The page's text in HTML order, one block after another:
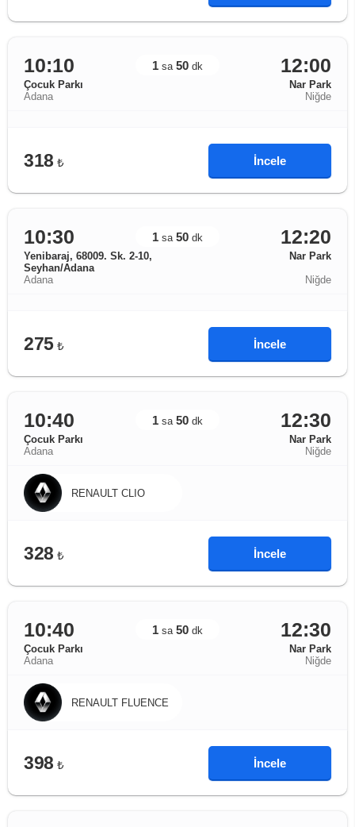
10:10 1 sa 50 dk 12:00
Çocuk Parkı
Nar Park
Adana
Niğde
318 ₺ İncele
10:30 1 sa 50 dk 12:20
Yenibaraj, 68009. Sk. 2-10,
Seyhan/Adana
Nar Park
Adana
Niğde
275 ₺ İncele
10:40 1 sa 50 dk 12:30
Çocuk Parkı
Nar Park
Adana
Niğde
RENAULT CLIO
328 ₺ İncele
10:40 1 sa 50 dk 12:30
Çocuk Parkı
Nar Park
Adana
Niğde
RENAULT FLUENCE
398 ₺ İncele